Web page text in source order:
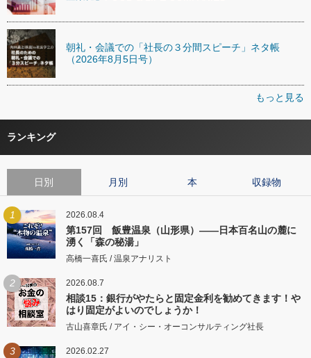
朝礼・会議での「社長の３分間スピーチ」ネタ帳
（2026年8月5日号）
もっと見る
ランキング
日別 月別 本 収録物
1 2026.08.4
第157回 飯豊温泉（山形県）――日本百名山の麓に
湧く「森の秘湯」
高橋一喜氏 / 温泉アナリスト
2 2026.08.7
相談15：銀行がやたらと固定金利を勧めてきます！や
はり固定がよいのでしょうか！
古山喜章氏 / アイ・シー・オーコンサルティング社長
3 2026.02.27